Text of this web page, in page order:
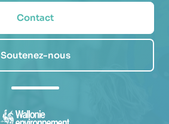
Contact
Soutenez-nous